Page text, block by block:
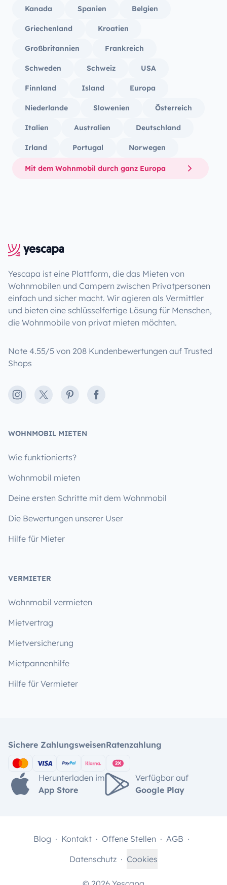
Kanada Spanien Belgien
Griechenland Kroatien
Großbritannien Frankreich
Schweden Schweiz USA
Finnland Island Europa
Niederlande Slowenien Österreich
Italien Australien Deutschland
Irland Portugal Norwegen
Mit dem Wohnmobil durch ganz Europa
Yescapa ist eine Plattform, die das Mieten von
Wohnmobilen und Campern zwischen Privatpersonen
einfach und sicher macht. Wir agieren als Vermittler
und bieten eine schlüsselfertige Lösung für Menschen,
die Wohnmobile von privat mieten möchten.
Note 4.55/5 von 208 Kundenbewertungen auf Trusted
Shops
Instagram
X PinterestFacebook
WOHNMOBIL MIETEN
Wie funktionierts?
Wohnmobil mieten
Deine ersten Schritte mit dem Wohnmobil
Die Bewertungen unserer User
Hilfe für Mieter
VERMIETER
Wohnmobil vermieten
Mietvertrag
Mietversicherung
Mietpannenhilfe
Hilfe für Vermieter
Sichere ZahlungsweisenRatenzahlung
Herunterladen im
App Store
Verfügbar auf
Google Play
Blog Kontakt Offene Stellen
AGB
Datenschutz
Cookies